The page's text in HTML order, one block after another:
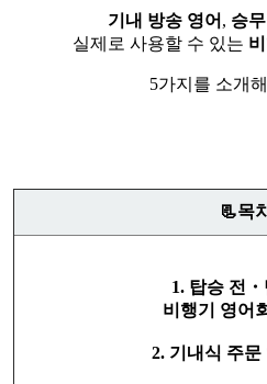
기내 방송 영어 , 승
실제로 사용할 수 있는
5가지를 소개
📃목
1. 탑승 전
비행기 영어
2. 기내식 주문